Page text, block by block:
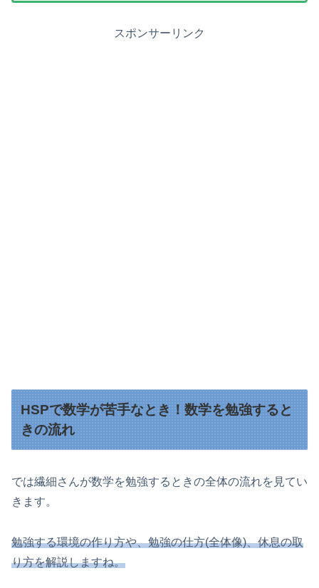
スポンサーリンク
HSPで数学が苦手なとき！数学を勉強すると
きの流れ
では繊細さんが数学を勉強するときの全体の流れを見てい
きます。
勉強する環境の作り方や、勉強の仕方(全体像)、休息の取
り方を解説しますね。